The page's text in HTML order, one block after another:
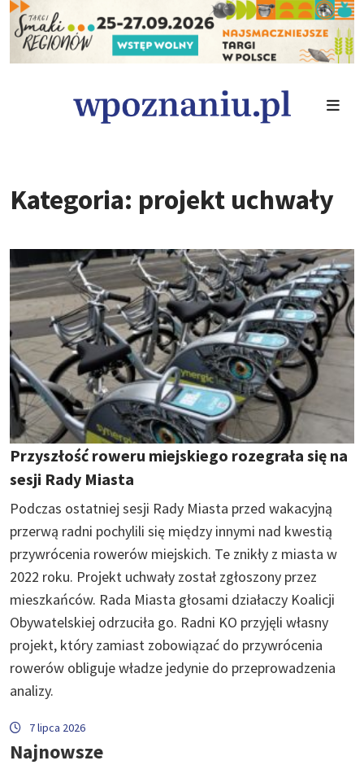
Kategoria: projekt uchwały
Przyszłość roweru miejskiego rozegrała się na
sesji Rady Miasta
Podczas ostatniej sesji Rady Miasta przed wakacyjną
przerwą radni pochylili się między innymi nad kwestią
przywrócenia rowerów miejskich. Te znikły z miasta w
2022 roku. Projekt uchwały został zgłoszony przez
mieszkańców. Rada Miasta głosami działaczy Koalicji
Obywatelskiej odrzuciła go. Radni KO przyjęli własny
projekt, który zamiast zobowiązać do przywrócenia
rowerów obliguje władze jedynie do przeprowadzenia
analizy.
7 lipca 2026
Najnowsze